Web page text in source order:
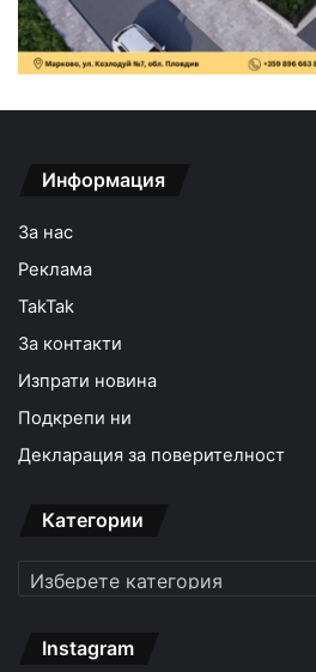
Информация
За нас
Реклама
TakTak
За контакти
Изпрати новина
Подкрепи ни
Декларация за поверителност
Категории
Категории
Instagram